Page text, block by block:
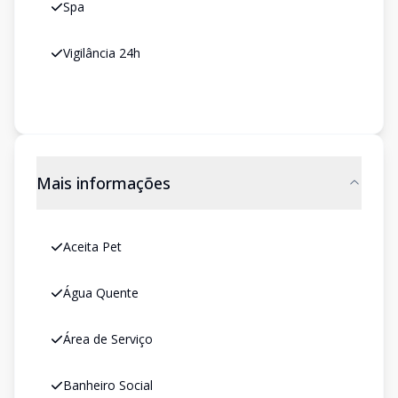
Spa
Vigilância 24h
Mais informações
Aceita Pet
Água Quente
Área de Serviço
Banheiro Social